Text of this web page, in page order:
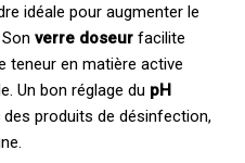
idéale pour augmenter le
verre doseurfacilite
teneur en matière active
Un bon réglage du pH
des produits de désinfection,